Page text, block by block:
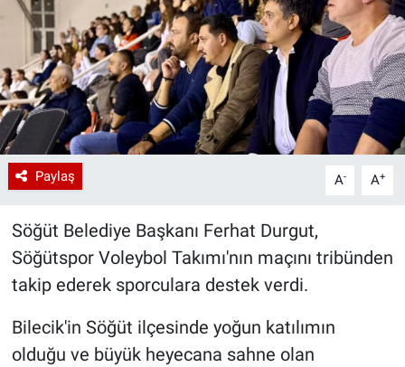
Paylaş A- A+
Söğüt Belediye Başkanı Ferhat Durgut,
Söğütspor Voleybol Takımı'nın maçını tribünden
takip ederek sporculara destek verdi.
Bilecik'in Söğüt ilçesinde yoğun katılımın
olduğu ve büyük heyecana sahne olan